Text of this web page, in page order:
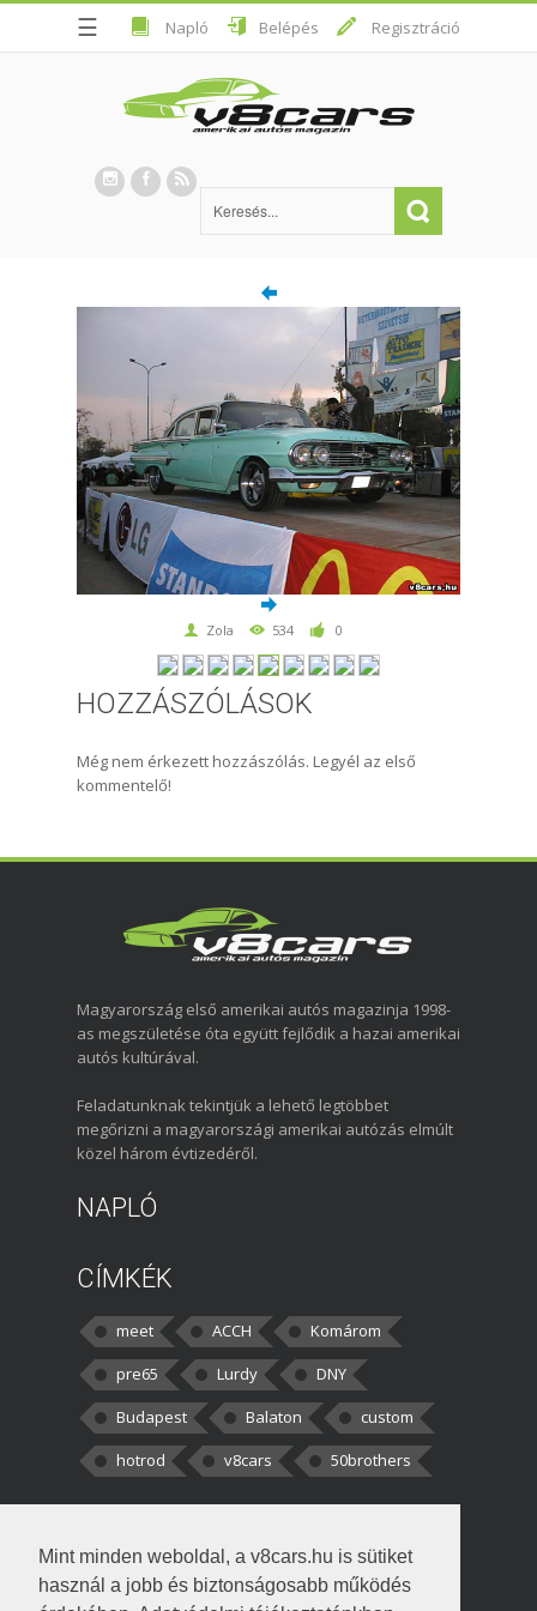
Mint minden weboldal, a v8cars.hu is sütiket
használ a jobb és biztonságosabb működés
☰ Napló Belépés Regisztráció
Zola 534 0
HOZZÁSZÓLÁSOK
Még nem érkezett hozzászólás. Legyél az első
kommentelő!
Magyarország első amerikai autós magazinja 1998-
as megszületése óta együtt fejlődik a hazai amerikai
autós kultúrával.
Feladatunknak tekintjük a lehető legtöbbet
megőrizni a magyarországi amerikai autózás elmúlt
közel három évtizedéről.
NAPLÓ
CÍMKÉK
meet ACCH
Komárom
pre65
Lurdy
DNY
Budapest
Balaton
custom
hotrod
v8cars 50brothers
kortisz:Elszúrtam! Én csak két
darabbaal számoltam. Nem tudtam, hogy fél autót,